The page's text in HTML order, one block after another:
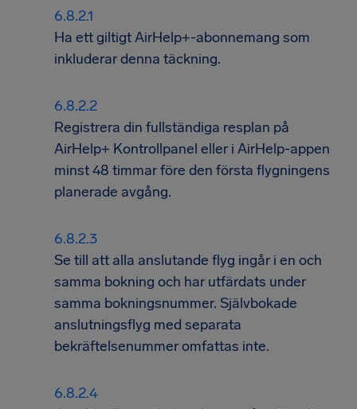
Ha ett giltigt AirHelp+-abonnemang som
inkluderar denna täckning.
Registrera din fullständiga resplan på
AirHelp+ Kontrollpanel eller i AirHelp-appen
minst 48 timmar före den första flygningens
planerade avgång.
Se till att alla anslutande flyg ingår i en och
samma bokning och har utfärdats under
samma bokningsnummer. Självbokade
anslutningsflyg med separata
bekräftelsenummer omfattas inte.